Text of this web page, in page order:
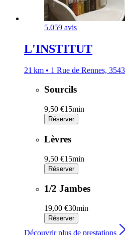
5.059 avis
L'INSTITUT
21 km • 1 Rue de Rennes,
Sourcils
9,50 €15min
Réserver
Lèvres
9,50 €15min
Réserver
1/2 Jambes
19,00 €30min
Réserver
Découvrir plus de prestations